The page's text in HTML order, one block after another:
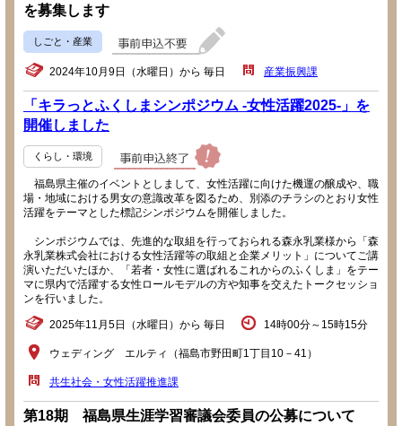
を募集します
しごと・産業
2024年10月9日（水曜日）から 毎日 産業振興課
「キラっとふくしまシンポジウム -女性活躍2025-」を
開催しました
くらし・環境
福島県主催のイベントとしまして、女性活躍に向けた機運の醸成や、職
場・地域における男女の意識改革を図るため、別添のチラシのとおり女性
活躍をテーマとした標記シンポジウムを開催しました。
シンポジウムでは、先進的な取組を行っておられる森永乳業様から「森
永乳業株式会社における女性活躍等の取組と企業メリット」についてご講
演いただいたほか、「若者・女性に選ばれるこれからのふくしま」をテー
マに県内で活躍する女性ロールモデルの方や知事を交えたトークセッショ
ンを行いました。
2025年11月5日（水曜日）から 毎日 14時00分～15時15分
ウェディング エルティ（福島市野田町1丁目10－41）
共生社会・女性活躍推進課
第18期 福島県生涯学習審議会委員の公募について